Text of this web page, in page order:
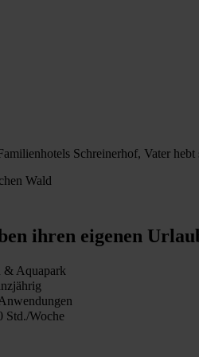
Wald
ihren eigenen
& Aquapark
Std./Woche